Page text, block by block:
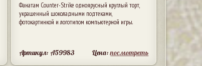
Фанатам Counter-Strike одноярусный круглый торт,
украшенный шоколадными подтеками,
фотокартинкой и логотипом компьютерной игры.
Артикул: A59983 Цена:посмотреть